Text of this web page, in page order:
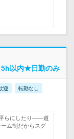
5h以内★日勤のみ
迎 転勤なし
平らにしたり――道
ム制だからスグ